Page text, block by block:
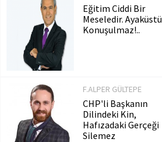
Eğitim Ciddi Bir
Meseledir. Ayaküstü
Konuşulmaz!..
F.ALPER GÜLTEPE
CHP'li Başkanın
Dilindeki Kin,
Hafızadaki Gerçeği
Silemez